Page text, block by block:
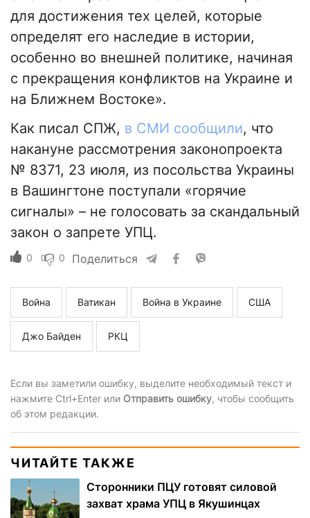
для достижения тех целей, которые
определят его наследие в истории,
особенно во внешней политике, начиная
с прекращения конфликтов на Украине и
на Ближнем Востоке».
Как писал СПЖ, в СМИ сообщили, что
накануне рассмотрения законопроекта
№ 8371, 23 июля, из посольства Украины
в Вашингтоне поступали «горячие
сигналы» – не голосовать за скандальный
закон о запрете УПЦ.
0 0 Поделиться
Война Ватикан Война в Украине США
Джо Байден РКЦ
Если вы заметили ошибку, выделите необходимый текст и
нажмите Ctrl+Enter или Отправить ошибку, чтобы сообщить
об этом редакции.
ЧИТАЙТЕ ТАКЖЕ
Сторонники ПЦУ готовят силовой
захват храма УПЦ в Якушинцах